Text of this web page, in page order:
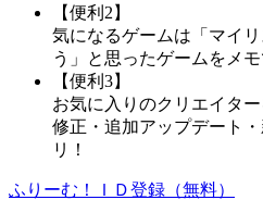
【便利2】
気になるゲームは「マイ
う」と思ったゲームをメモ
【便利3】
お気に入りのクリエイタ
修正・追加アップデート
リ！
ふりーむ！ＩＤ登録（無料）